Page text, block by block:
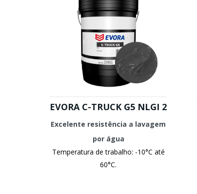
EVORA C-TRUCK G5 NLGI 2
Excelente resistência a lavagem
por água
Temperatura de trabalho: -10°C até
60°C.